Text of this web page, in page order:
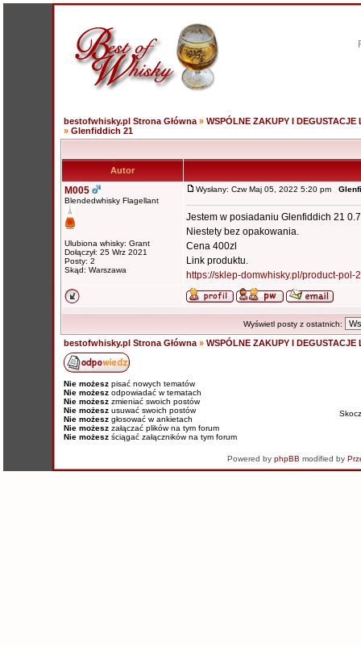
bestofwhisky.pl Strona Główna » WSPÓLNE ZAKUPY I DEGUSTACJE
» Glenfiddich 21
Autor
M005
Blendedwhisky Flagellant
Ulubiona whisky: Grant
Dołączył: 25 Wrz 2021
Posty: 2
Skąd: Warszawa
Wysłany: Czw Maj 05, 2022 5:20 pm
Jestem w posiadaniu Glenfiddich 21
Niestety bez opakowania.
Cena 400zl
Link produktu.
https://sklep-domwhisky.pl/product-
Wyświetl posty z ostatnich:
bestofwhisky.pl Strona Główna » WSPÓLNE ZAKUPY I DEGUSTACJE
Nie możesz pisać nowych tematów
Nie możesz odpowiadać w tematach
Nie możesz zmieniać swoich postów
Nie możesz usuwać swoich postów
Nie możesz głosować w ankietach
Nie możesz załączać plików na tym forum
Nie możesz ściągać załączników na tym forum
Powered by phpBB modified by